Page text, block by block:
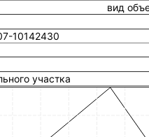
вид
10142430
участка